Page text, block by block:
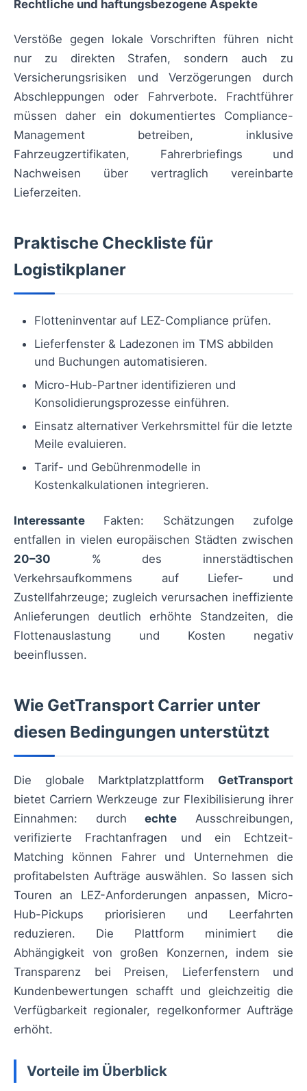
Rechtliche und haftungsbezogene Aspekte
Verstöße gegen lokale Vorschriften führen nicht
nur zu direkten Strafen, sondern auch zu
Versicherungsrisiken und Verzögerungen durch
Abschleppungen oder Fahrverbote. Frachtführer
müssen daher ein dokumentiertes Compliance-
Management betreiben, inklusive
Fahrzeugzertifikaten, Fahrerbriefings und
Nachweisen über vertraglich vereinbarte
Lieferzeiten.
Praktische Checkliste für
Logistikplaner
Flotteninventar auf LEZ-Compliance prüfen.
Lieferfenster & Ladezonen im TMS abbilden
und Buchungen automatisieren.
Micro-Hub-Partner identifizieren und
Konsolidierungsprozesse einführen.
Einsatz alternativer Verkehrsmittel für die letzte
Meile evaluieren.
Tarif- und Gebührenmodelle in
Kostenkalkulationen integrieren.
Interessante Fakten: Schätzungen zufolge
entfallen in vielen europäischen Städten zwischen
20–30 % des innerstädtischen
Verkehrsaufkommens auf Liefer- und
Zustellfahrzeuge; zugleich verursachen ineffiziente
Anlieferungen deutlich erhöhte Standzeiten, die
Flottenauslastung und Kosten negativ
beeinflussen.
Wie GetTransport Carrier unter
diesen Bedingungen unterstützt
Die globale Marktplatzplattform GetTransport
bietet Carriern Werkzeuge zur Flexibilisierung ihrer
Einnahmen: durchechte Ausschreibungen,
verifizierte Frachtanfragen und ein Echtzeit-
Matching können Fahrer und Unternehmen die
profitabelsten Aufträge auswählen. So lassen sich
Touren an LEZ-Anforderungen anpassen, Micro-
Hub-Pickups priorisieren und Leerfahrten
reduzieren. Die Plattform minimiert die
Abhängigkeit von großen Konzernen, indem sie
Transparenz bei Preisen, Lieferfenstern und
Kundenbewertungen schafft und gleichzeitig die
Verfügbarkeit regionaler, regelkonformer Aufträge
erhöht.
Vorteile im Überblick